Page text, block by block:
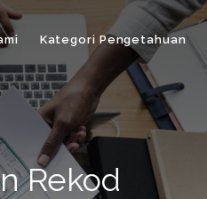
Kategori Pengetahuan
Rekod